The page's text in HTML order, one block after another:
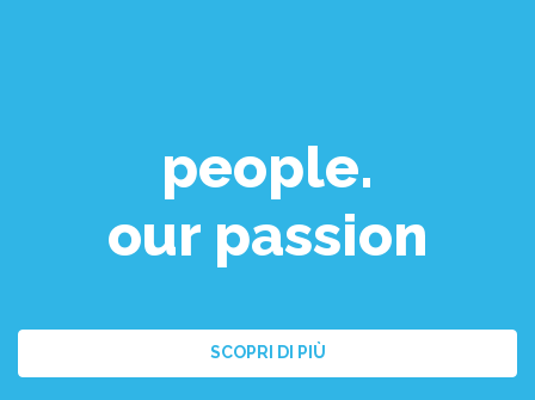
people.
our passion
SCOPRI DI PIÙ